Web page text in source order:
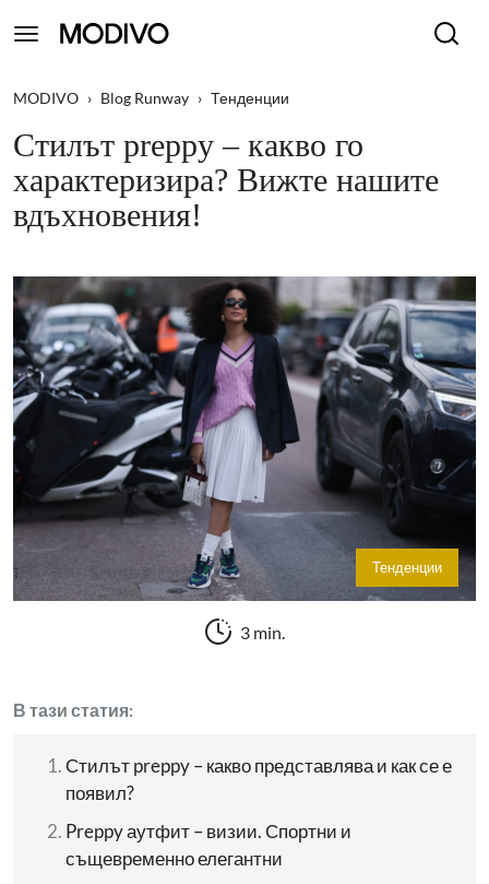
MODIVO › Blog Runway › Тенденции
Стилът preppy – какво го
xарактеризира? Вижте нашите
вдъхновения!
Тенденции
3 min.
В тази статия:
Стилът preppy – какво представлява и как се е
появил?
Preppy аутфит – визии. Спортни и
същевременно елегантни